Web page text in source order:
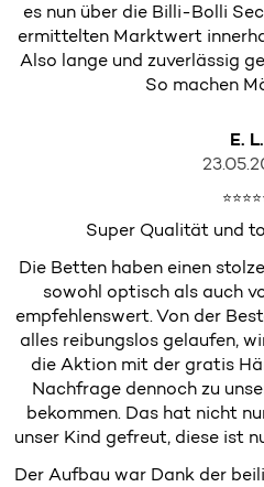
es nun über die Billi-Bolli
ermittelten Marktwert
Also lange und zuverlässig
So machen
E. L.
Super Qualität und
Die Betten haben einen
sowohl optisch als auch
empfehlenswert. Von der
alles reibungslos gelaufen,
die Aktion mit der gratis
Nachfrage dennoch zu
bekommen. Das hat nicht
unser Kind gefreut, diese ist
Der Aufbau war Dank der